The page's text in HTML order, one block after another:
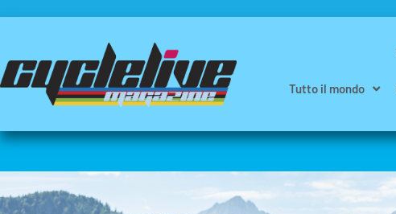
Tutto il mondo